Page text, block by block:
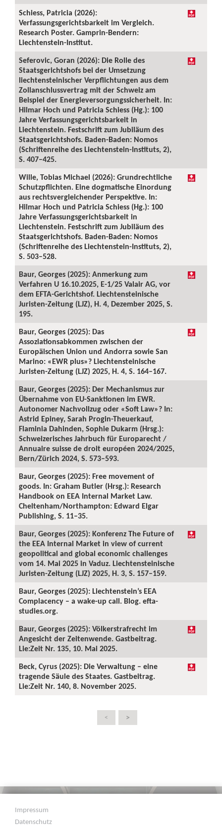
Schiess, Patricia (2026):
Verfassungsgerichtsbarkeit im Vergleich.
Research Poster. Gamprin-Bendern:
Liechtenstein-Institut.
Seferovic, Goran (2026): Die Rolle des
Staatsgerichtshofs bei der Umsetzung
liechtensteinischer Verpflichtungen aus dem
Zollanschlussvertrag mit der Schweiz am
Beispiel der Energieversorgungssicherheit. In:
Hilmar Hoch und Patricia Schiess (Hg.): 100
Jahre Verfassungsgerichtsbarkeit in
Liechtenstein. Festschrift zum Jubiläum des
Staatsgerichtshofs. Baden-Baden: Nomos
(Schriftenreihe des Liechtenstein-Instituts, 2),
S. 407–425.
Wille, Tobias Michael (2026): Grundrechtliche
Schutzpflichten. Eine dogmatische Einordung
aus rechtsvergleichender Perspektive. In:
Hilmar Hoch und Patricia Schiess (Hg.): 100
Jahre Verfassungsgerichtsbarkeit in
Liechtenstein. Festschrift zum Jubiläum des
Staatsgerichtshofs. Baden-Baden: Nomos
(Schriftenreihe des Liechtenstein-Instituts, 2),
S. 503–528.
Baur, Georges (2025): Anmerkung zum
Verfahren U 16.10.2025, E-1/25 Valair AG, vor
dem EFTA-Gerichtshof. Liechtensteinische
Juristen-Zeitung (LJZ), H. 4, Dezember 2025, S.
195.
Baur, Georges (2025): Das
Assoziationsabkommen zwischen der
Europäischen Union und Andorra sowie San
Marino: «EWR plus»? Liechtensteinische
Juristen-Zeitung (LJZ) 2025, H. 4, S. 164–167.
Baur, Georges (2025): Der Mechanismus zur
Übernahme von EU-Sanktionen im EWR.
Autonomer Nachvollzug oder «Soft Law»? In:
Astrid Epiney, Sarah Progin-Theuerkauf,
Flaminia Dahinden, Sophie Dukarm (Hrsg.):
Schweizerisches Jahrbuch für Europarecht /
Annuaire suisse de droit européen 2024/2025,
Bern/Zürich 2024, S. 573–593.
Baur, Georges (2025): Free movement of
goods. In: Graham Butler (Hrsg.): Research
Handbook on EEA Internal Market Law.
Cheltenham/Northampton: Edward Elgar
Publishing, S. 11–35.
Baur, Georges (2025): Konferenz The Future of
the EEA Internal Market in view of current
geopolitical and global economic challenges
vom 14. Mai 2025 in Vaduz. Liechtensteinische
Juristen-Zeitung (LJZ) 2025, H. 3, S. 157–159.
Baur, Georges (2025): Liechtenstein’s EEA
Complacency – a wake-up call. Blog. efta-
studies.org.
Baur, Georges (2025): Völkerstrafrecht im
Angesicht der Zeitenwende. Gastbeitrag.
Lie:Zeit Nr. 135, 10. Mai 2025.
Beck, Cyrus (2025): Die Verwaltung – eine
tragende Säule des Staates. Gastbeitrag.
Lie:Zeit Nr. 140, 8. November 2025.
< >
Impressum
Datenschutz